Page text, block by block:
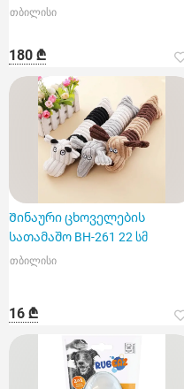
თბილისი
180 ₾
Შინაური ცხოველების
სათამაშო BH-261 22 სმ
თბილისი
16 ₾